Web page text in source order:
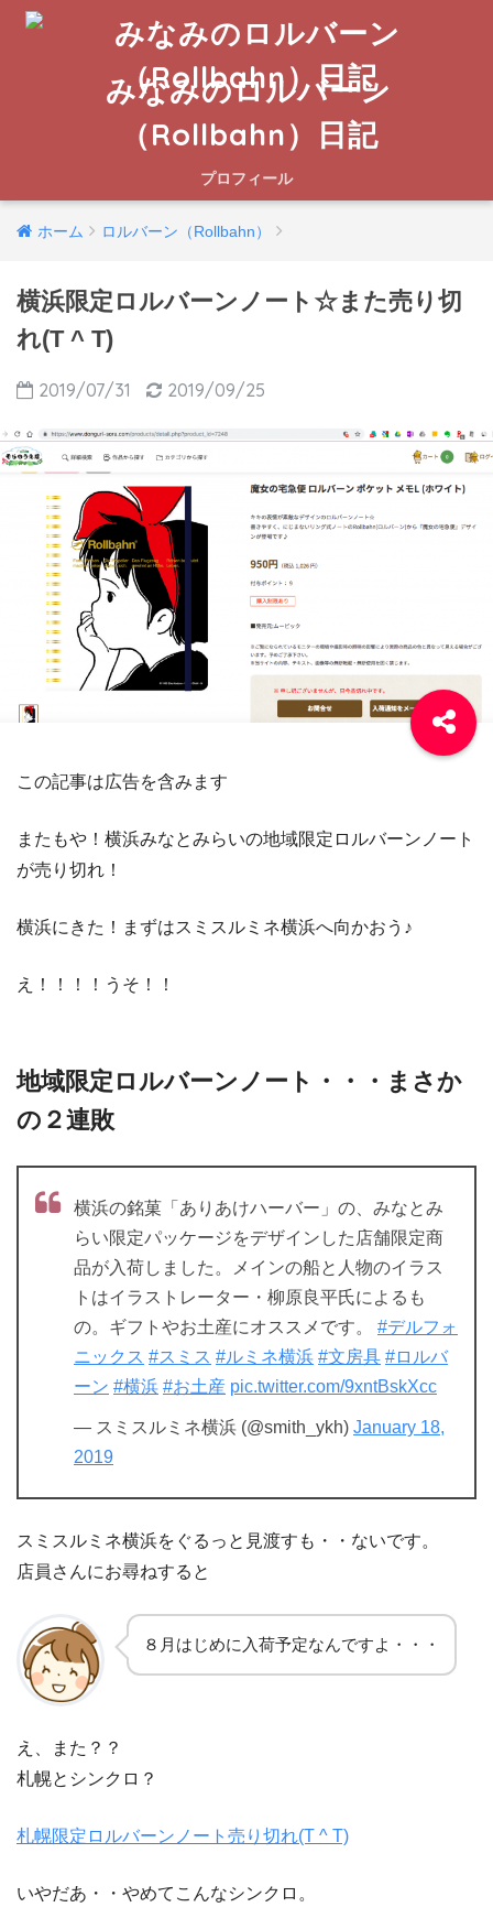
みなみのロルバーン
（Rollbahn）日記
プロフィール
ホーム ロルバーン（Rollbahn）
横浜限定ロルバーンノート☆また売り切
れ(T ^ T)
2019/07/31 2019/09/25
この記事は広告を含みます
またもや！横浜みなとみらいの地域限定ロルバーンノート
が売り切れ！
横浜にきた！まずはスミスルミネ横浜へ向かおう♪
え！！！！うそ！！
地域限定ロルバーンノート・・・まさか
の２連敗
横浜の銘菓「ありあけハーバー」の、みなとみ
らい限定パッケージをデザインした店舗限定商
品が入荷しました。メインの船と人物のイラス
トはイラストレーター・柳原良平氏によるも
の。ギフトやお土産にオススメです。 #デルフォ
ニックス #スミス #ルミネ横浜 #文房具 #ロルバ
ーン #横浜 #お土産 pic.twitter.com/9xntBskXcc
— スミスルミネ横浜 (@smith_ykh) January 18,
2019
スミスルミネ横浜をぐるっと見渡すも・・ないです。
店員さんにお尋ねすると
８月はじめに入荷予定なんですよ・・・
え、また？？
札幌とシンクロ？
札幌限定ロルバーンノート売り切れ(T ^ T)
いやだあ・・やめてこんなシンクロ。